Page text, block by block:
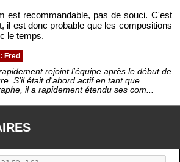
est recommandable, pas de souci. C'est
il est donc probable que les compositions
le temps.
Fred
rejoint l'équipe après le début de
S'il était d'abord actif en tant que
il a rapidement étendu ses com...